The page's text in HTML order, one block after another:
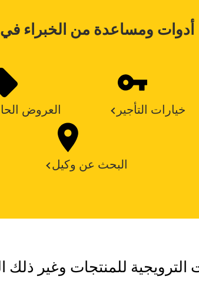
أدوات ومساعدة من الخبراء
العروض خيارات التأجير
البحث عن وكيل
الترويجية للمنتجات وغير ذلك